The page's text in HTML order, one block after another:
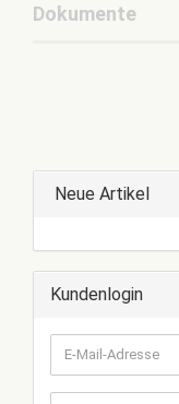
Dokumente
Neue Artikel
Kundenlogin
E-
Mail-
Adresse